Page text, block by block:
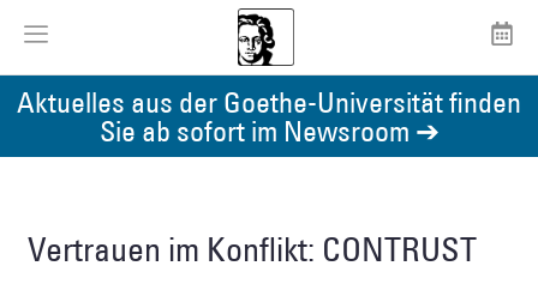
Aktuelles aus der Goethe-Universität finden
Sie ab sofort im Newsroom ➔
Vertrauen im Konflikt: CONTRUST